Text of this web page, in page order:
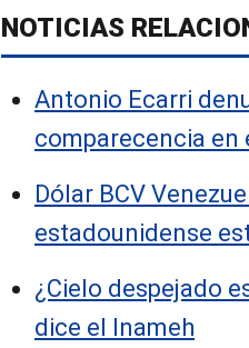
NOTICIAS
Antonio Ecarri
comparecencia en
Dólar BCV
estadounidense
¿Cielo despejado
dice el Inameh